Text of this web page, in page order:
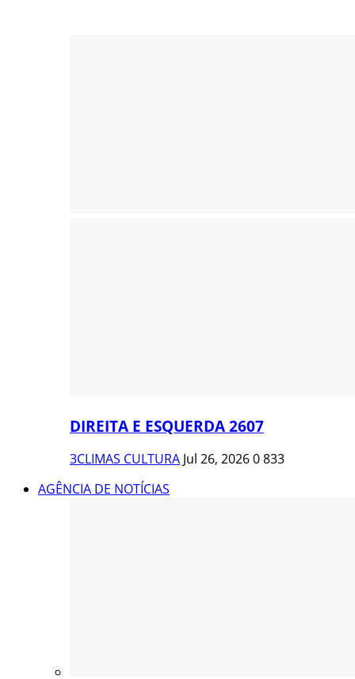
DIREITA E ESQUERDA 2607
3CLIMAS CULTURA Jul 26, 20260833
AGÊNCIA DE NOTÍCIAS